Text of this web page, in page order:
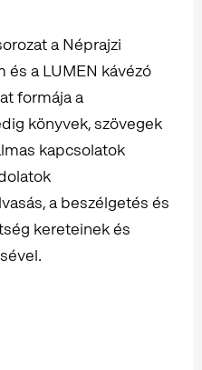
a Néprajzi
a LUMEN kávézó
formája a
könyvek, szövegek
kapcsolatok
a beszélgetés és
kereteinek és